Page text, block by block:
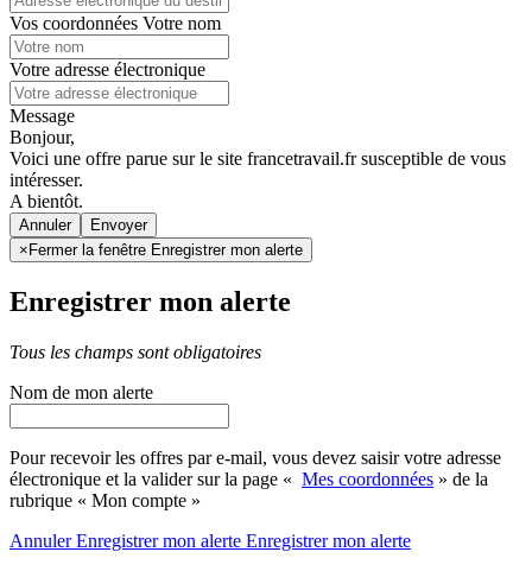
Vos coordonnées Votre nom
Votre adresse électronique
Message
Bonjour,
Voici une offre parue sur le site francetravail.fr susceptible de vous
intéresser.
A bientôt.
Annuler
× Fermer la fenêtre Enregistrer mon alerte
Enregistrer mon alerte
Tous les champs sont obligatoires
Nom de mon alerte
Pour recevoir les offres par e-mail, vous devez saisir votre adresse
électronique et la valider sur la page « Mes coordonnées » de la
rubrique « Mon compte »
AnnulerEnregistrer mon alerte Enregistrermon alerte